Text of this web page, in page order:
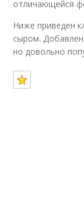
отличающейся
Ниже приведен
сыром.
но довольно